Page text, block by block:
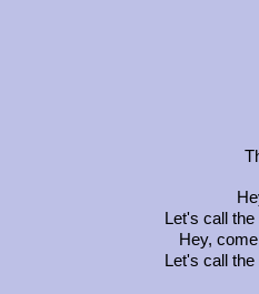
Let's call
Hey,
Let's call